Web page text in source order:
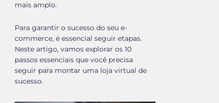
mais amplo.
Para garantir o sucesso do seu e-
commerce, é essencial seguir etapas.
Neste artigo, vamos explorar os 10
passos essenciais que você precisa
seguir para montar uma loja virtual de
sucesso.